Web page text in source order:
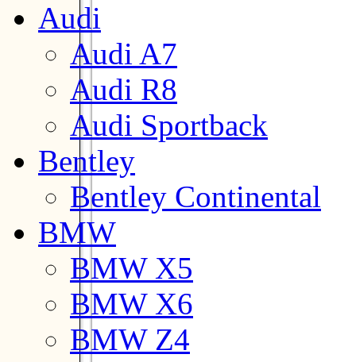
Audi
Audi A7
Audi R8
Audi Sportback
Bentley
Bentley Continental
BMW
BMW X5
BMW X6
BMW Z4